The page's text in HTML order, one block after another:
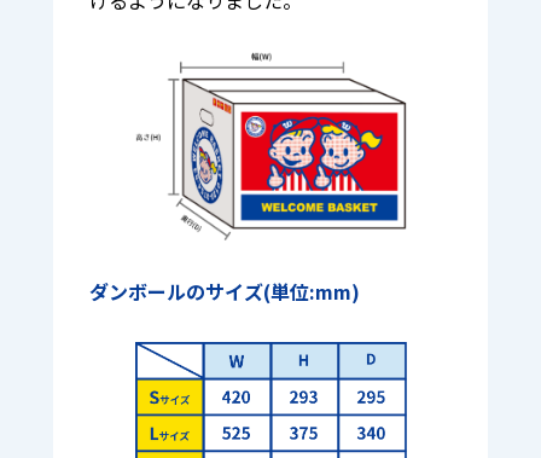
ダンボールのサイズ(単位:mm)